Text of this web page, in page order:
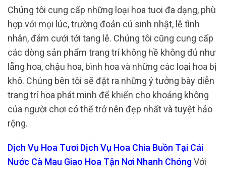
Chúng tôi cung cấp những loại hoa tuoi đa dạng, phù
hợp với mọi lúc, trường đoản cú sinh nhật, lễ tình
nhân, đám cưới tới tang lễ. Chúng tôi cũng cung cấp
các dòng sản phẩm trang trí không hề không đủ như
lẵng hoa, chậu hoa, bình hoa và những các loại hoa bị
khô. Chúng bên tôi sẽ đặt ra những ý tưởng bày diễn
trang trí hoa phát minh để khiến cho khoảng không
của người chơi có thể trở nên đẹp nhất và tuyệt hảo
rộng.
Dịch Vụ Hoa Tươi Dịch Vụ Hoa Chia Buồn Tại Cái
Nước Cà Mau Giao Hoa Tận Nơi Nhanh ChóngVới